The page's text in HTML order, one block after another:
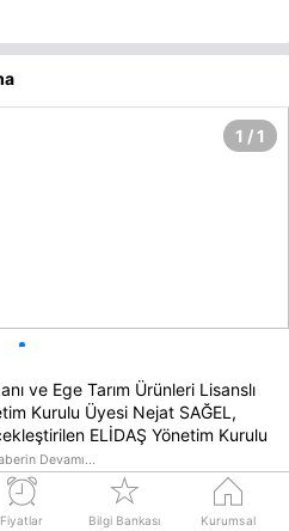
alarm
Fiyatlar
staroflife
Bilgi Bankası
home
Kurumsal
1 / 1
ve Ege Tarım Ürünleri Lisanslı
Kurulu Üyesi Nejat SAĞEL,
ELİDAŞ Yönetim Kurulu
Devamı...